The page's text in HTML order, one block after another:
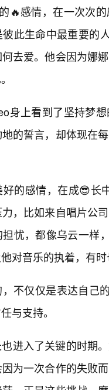
🔥感情，在一次次
此生命中最重要的
去爱。他会因为娜
身上看到了坚持梦
的誓言，却体现在
的感情，在成😎长
，比如来自唱片公
忧，都像乌云一样
对音乐的执着，有
不仅仅是表达自己
与支持。
进入了关键的时期
为一次合作的失败